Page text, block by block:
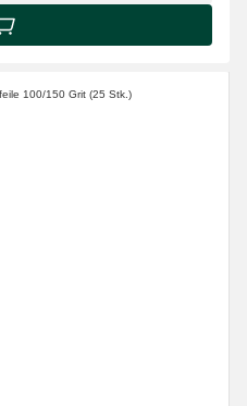
IN DEN WARENKORB